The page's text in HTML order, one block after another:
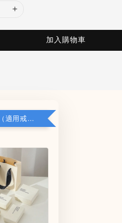
加入購物車
加購小禮盒（適用戒指/項鍊/耳環）5*8*2.8